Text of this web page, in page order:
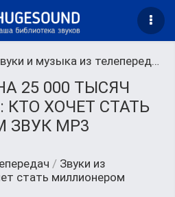
и музыка из телепередач
25 000 ТЫСЯЧ
КТО ХОЧЕТ СТАТЬ
MP3
/ Звуки из
стать миллионером